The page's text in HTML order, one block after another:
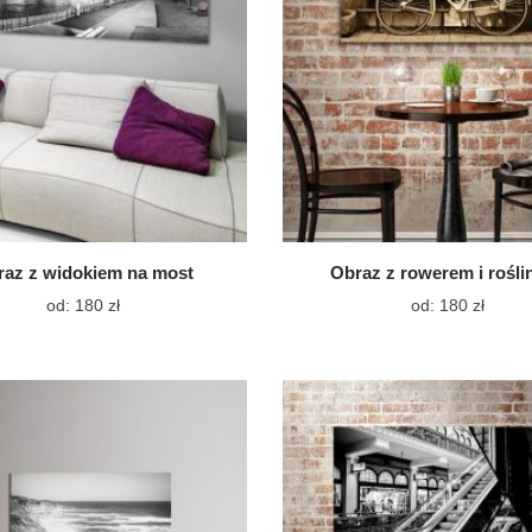
produktu
z widokiem na most
od: 180 złTen
wiele
na
Obraz z rowerem i
od: 180 złTen
wiele
Opcje
na